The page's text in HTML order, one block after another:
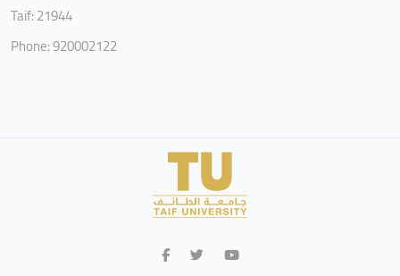
Taif: 21944
Phone: 920002122